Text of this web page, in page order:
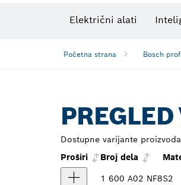
Električni alati
Početna strana Bosch
Dostupne varijante
Proširi
Broj dela
1 600 A02 NF8S2